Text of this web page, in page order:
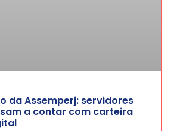
da Assemperj: servidores
a contar com carteira